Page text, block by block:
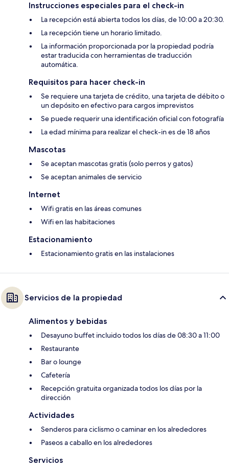
Instrucciones especiales para el check-in
La recepción está abierta todos los días, de 10:00 a 20:30.
La recepción tiene un horario limitado.
La información proporcionada por la propiedad podría
estar traducida con herramientas de traducción
automática.
Requisitos para hacer check-in
Se requiere una tarjeta de crédito, una tarjeta de débito o
un depósito en efectivo para cargos imprevistos
Se puede requerir una identificación oficial con fotografía
La edad mínima para realizar el check-in es de 18 años
Mascotas
Se aceptan mascotas gratis (solo perros y gatos)
Se aceptan animales de servicio
Internet
Wifi gratis en las áreas comunes
Wifi en las habitaciones
Estacionamiento
Estacionamiento gratis en las instalaciones
Servicios de la propiedad
Alimentos y bebidas
Desayuno buffet incluido todos los días de 08:30 a 11:00
Restaurante
Bar o lounge
Cafetería
Recepción gratuita organizada todos los días por la
dirección
Actividades
Senderos para ciclismo o caminar en los alrededores
Paseos a caballo en los alrededores
Servicios